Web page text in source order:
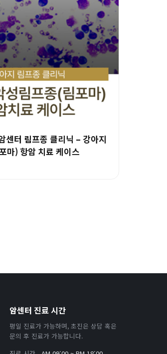
센터 림프종 클리닉 – 강아지
마) 항암 치료 케이스
암센터 진료 시간
평일 진료가 가능하며, 초진은 상담 혹은
문의 후 진료가 가능합니다.